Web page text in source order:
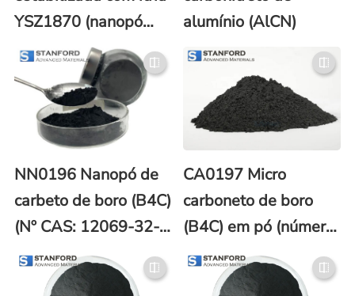
YSZ1870 (nanopó
YTZP/YSZ)
alumínio (AlCN)
NN0196 Nanopó de
carbeto de boro (B4C)
(Nº CAS: 12069-32-
8)
CA0197 Micro
carboneto de boro
(B4C) em pó (número
CAS 12069-32-8)